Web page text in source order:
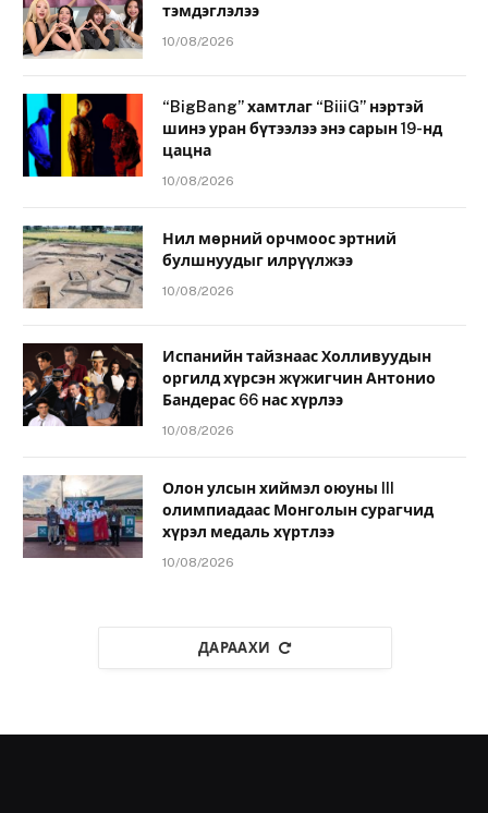
тэмдэглэлээ
10/08/2026
“BigBang” хамтлаг “BiiiG” нэртэй
шинэ уран бүтээлээ энэ сарын 19-нд
цацна
10/08/2026
Нил мөрний орчмоос эртний
булшнуудыг илрүүлжээ
10/08/2026
Испанийн тайзнаас Холливуудын
оргилд хүрсэн жүжигчин Антонио
Бандерас 66 нас хүрлээ
10/08/2026
Олон улсын хиймэл оюуны III
олимпиадаас Монголын сурагчид
хүрэл медаль хүртлээ
10/08/2026
ДАРААХИ